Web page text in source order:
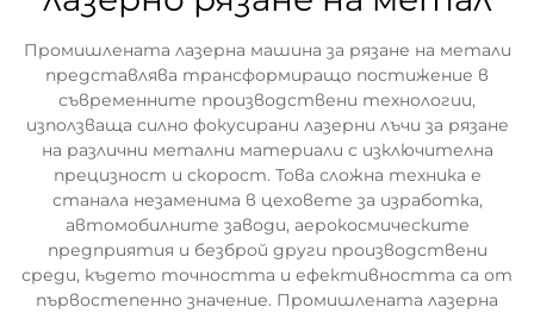
Промишлената лазерна машина за рязане на метали
представлява трансформиращо постижение в
съвременните производствени технологии,
използваща силно фокусирани лазерни лъчи за рязане
на различни метални материали с изключителна
прецизност и скорост. Това сложна техника е
станала незаменима в цеховете за изработка,
автомобилните заводи, аерокосмическите
предприятия и безброй други производствени
среди, където точността и ефективността са от
първостепенно значение. Промишлената лазерна